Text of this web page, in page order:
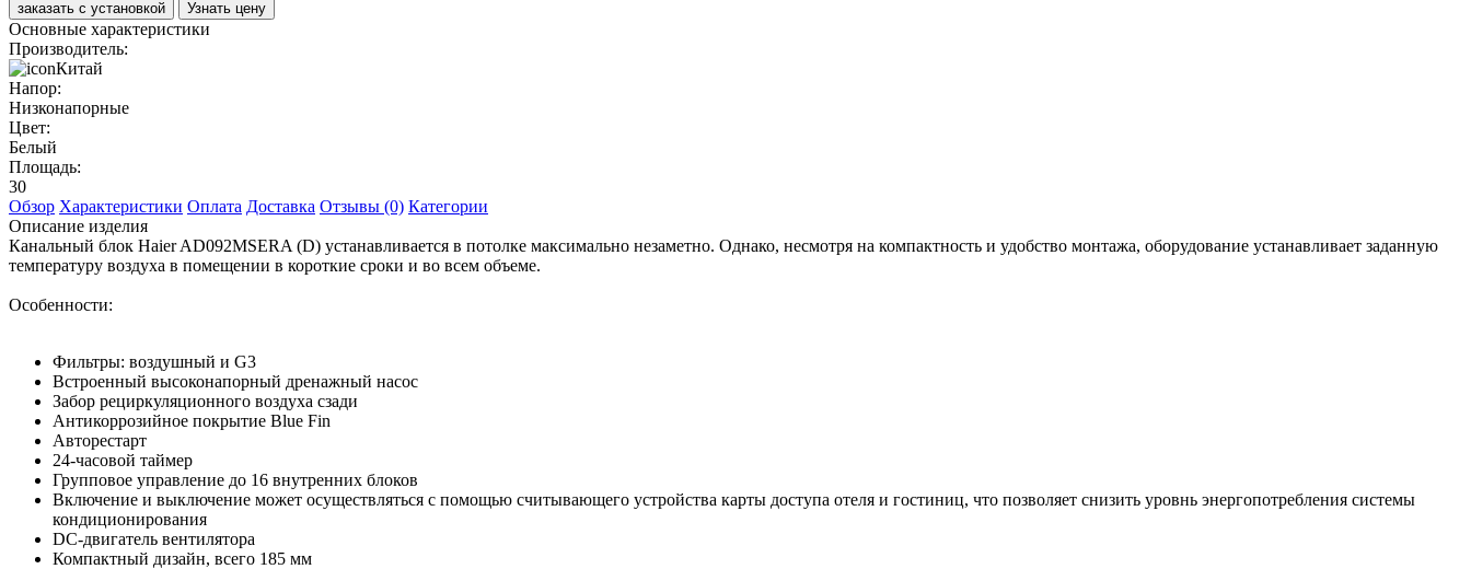
заказать с установкой Узнать цену
Основные характеристики
Производитель:
Китай
Напор:
Низконапорные
Цвет:
Белый
Площадь:
30
Обзор Характеристики Оплата Доставка Отзывы (0) Категории
Описание изделия
Канальный блок Haier AD092MSERA (D) устанавливается в потолке максимально незаметно. Однако, несмотря на компактность и удобство монтажа, оборудование устанавливает заданную
температуру воздуха в помещении в короткие сроки и во всем объеме.
Особенности:
Фильтры: воздушный и G3
Встроенный высоконапорный дренажный насос
Забор рециркуляционного воздуха сзади
Антикоррозийное покрытие Blue Fin
Авторестарт
24-часовой таймер
Групповое управление до 16 внутренних блоков
Включение и выключение может осуществляться с помощью считывающего устройства карты доступа отеля и гостиниц, что позволяет снизить уровнь энергопотребления системы
кондиционирования
DC-двигатель вентилятора
Компактный дизайн, всего 185 мм